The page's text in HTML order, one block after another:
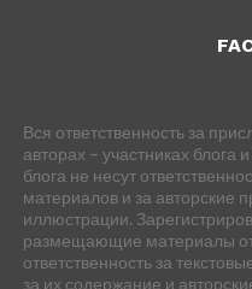
Вся ответственность за
авторах – участниках блога
блога не несут
материалов и за авторские
иллюстрации.
размещающие материалы
ответственность за
за их содержание и